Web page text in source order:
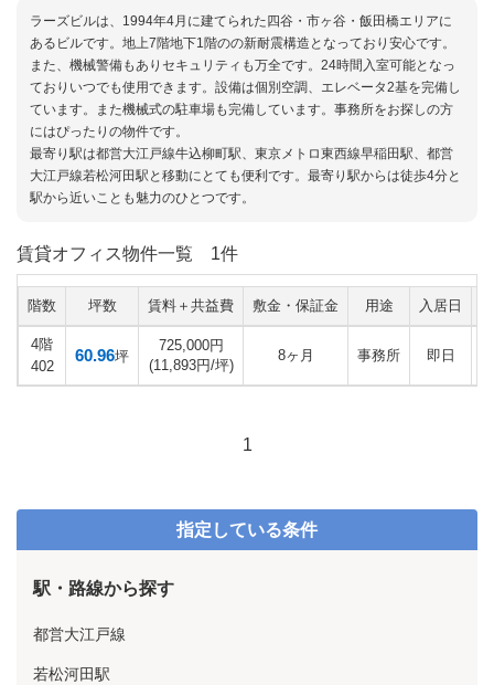
ラーズビルは、1994年4月に建てられた四谷・市ヶ谷・飯田橋エリアに
あるビルです。地上7階地下1階のの新耐震構造となっており安心です。
また、機械警備もありセキュリティも万全です。24時間入室可能となっ
ておりいつでも使用できます。設備は個別空調、エレベータ2基を完備し
ています。また機械式の駐車場も完備しています。事務所をお探しの方
にはぴったりの物件です。
最寄り駅は都営大江戸線牛込柳町駅、東京メトロ東西線早稲田駅、都営
大江戸線若松河田駅と移動にとても便利です。最寄り駅からは徒歩4分と
駅から近いことも魅力のひとつです。
賃貸オフィス物件一覧 1件
階数 坪数 賃料＋共益費 敷金・保証金 用途 入居日
4階
402
60.96坪
725,000円
(11,893円/坪)
8ヶ月 事務所 即日
1
指定している条件
駅・路線から探す
都営大江戸線
若松河田駅